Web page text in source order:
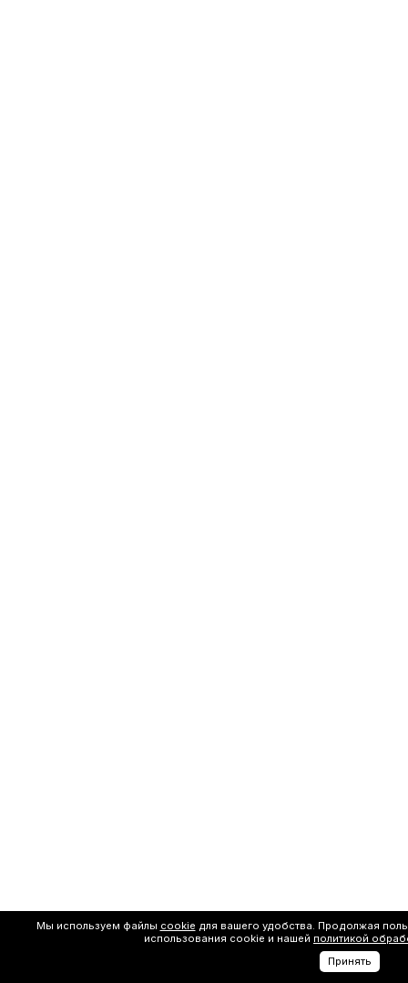
Мы используем файлы cookie для вашего удобства. Продолжая
использования cookie и нашей политикой
Принять